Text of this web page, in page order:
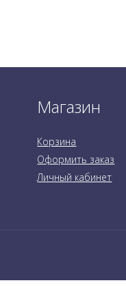
Магазин
Корзина
Оформить заказ
Личный кабинет